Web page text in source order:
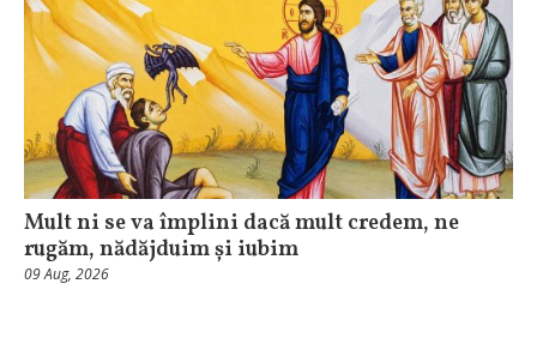
Mult ni se va împlini dacă mult credem, ne
rugăm, nădăjduim și iubim
09 Aug, 2026